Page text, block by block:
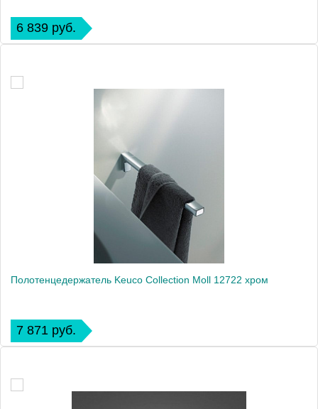
6 839 руб.
Полотенцедержатель Keuco Collection Moll 12722 хром
7 871 руб.